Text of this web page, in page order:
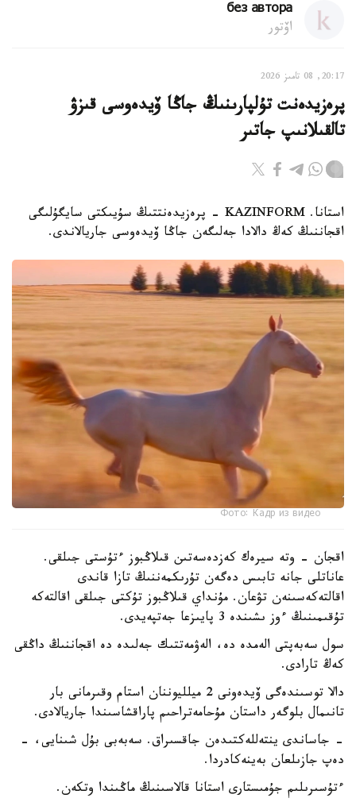
без автора
اۆتور
20:17, 08 تامىز 2026
پرەزيدەنت تۇلپارىنىڭ جاڭا ۆيدەوسى قىزۋ
تالقىلانىپ جاتىر
استانا. KAZINFORM - پرەزيدەنتتىڭ سۇيىكتى سايگۇلىگى
اقجاننىڭ كەڭ دالادا جەلىگەن جاڭا ۆيدەوسى جاريالاندى.
Фото: Кадр из видео
اقجان - وتە سيرەك كەزدەسەتىن قىلاڭبوز ءتۇستى جىلقى.
عاناتلى جانە تابىس دەگەن تۇرىكمەننىڭ تازا قاندى
اقالتەكەسىنەن تۋعان. مۇنداي قىلاڭبوز تۇكتى جىلقى اقالتەكە
تۇقىمىنىڭ ءوز ىشىندە 3 پايىزعا جەتپەيدى.
سول سەبەپتى الەمدە دە، الەۋمەتتىك جەلىدە دە اقجاننىڭ داڭقى
كەڭ تارادى.
دالا توسىندەگى ۆيدەونى 2 ميلليوننان استام وقىرمانى بار
تانىمال بلوگەر داستان مۇحامەتراحىم پاراقشاسىندا جاريالادى.
- جاساندى ينتەللەكتىدەن جاقسىراق. سەبەبى بۇل شىنايى، -
دەپ جازىلعان بەينەكادردا.
ءتۇسىرىلىم جۇمىستارى استانا قالاسىنىڭ ماڭىندا وتكەن.